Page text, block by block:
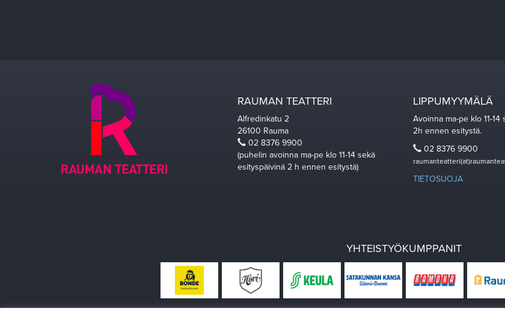
RAUMAN TEATTERI
Alfredinkatu 2
26100 Rauma
02 8376 9900
(puhelin avoinna ma-pe klo 11-14 sekä
esityspäivinä 2 h ennen esitystä)
LIPPUMYYMÄLÄ
Avoinna ma-pe klo 11-
2h ennen esitystä.
02 8376 9900
TIETOSUOJA
YHTEISTYÖKUMPPANIT